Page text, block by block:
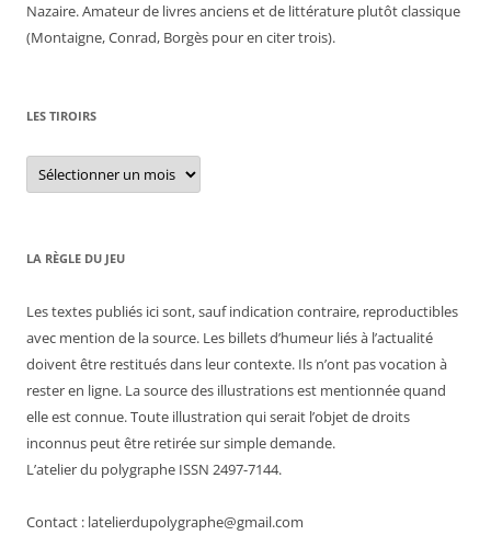
Nazaire. Amateur de livres anciens et de littérature plutôt classique
(Montaigne, Conrad, Borgès pour en citer trois).
LES TIROIRS
Les
tiroirs
LA RÈGLE DU JEU
Les textes publiés ici sont, sauf indication contraire, reproductibles
avec mention de la source. Les billets d’humeur liés à l’actualité
doivent être restitués dans leur contexte. Ils n’ont pas vocation à
rester en ligne. La source des illustrations est mentionnée quand
elle est connue. Toute illustration qui serait l’objet de droits
inconnus peut être retirée sur simple demande.
L’atelier du polygraphe ISSN 2497-7144.
Contact : latelierdupolygraphe@gmail.com